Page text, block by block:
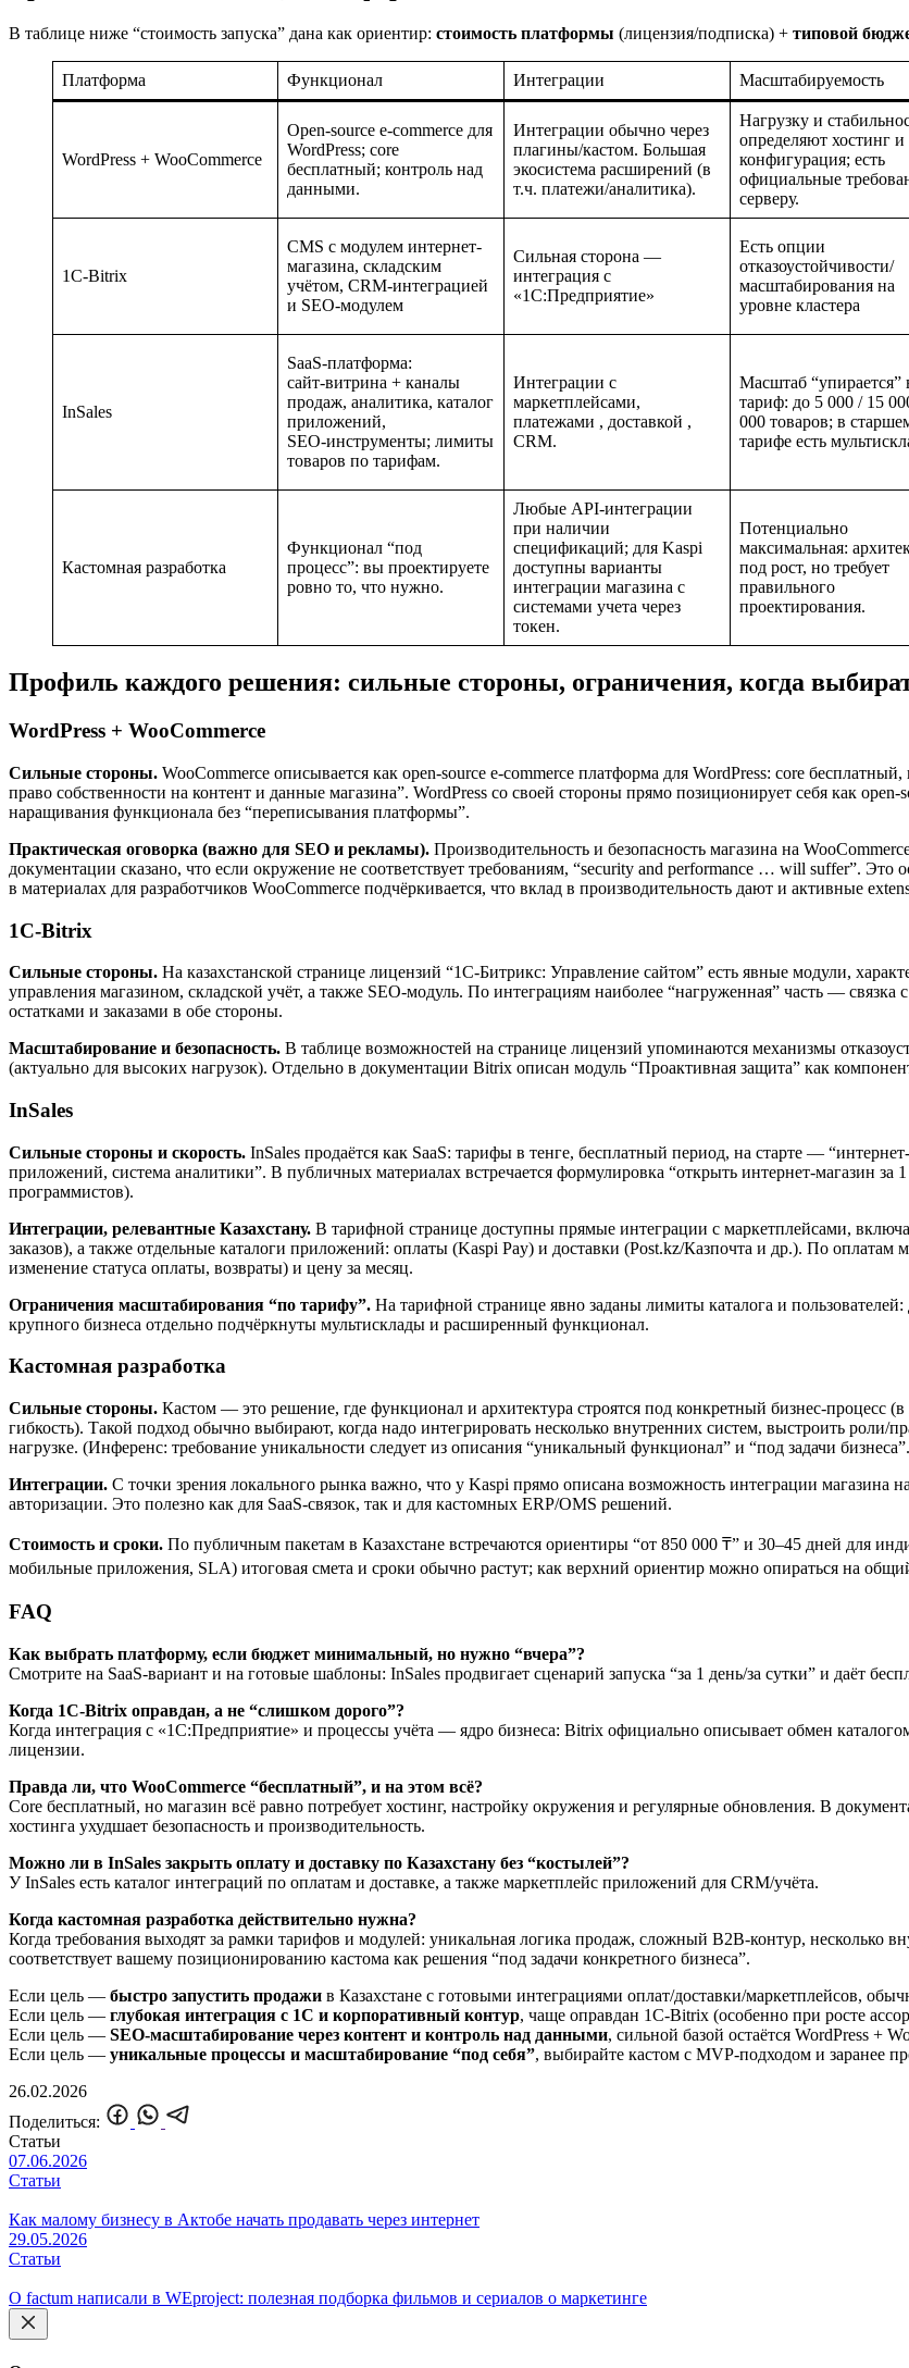
В таблице ниже “стоимость запуска” дана как ориентир: стоимость платформы (лицензия/подписка) + типовой
Платформа Функционал Интеграции Масштабируемость
WordPress + WooCommerce
Open‑source e‑commerce для
WordPress; core
бесплатный; контроль над
данными.
Интеграции обычно через
плагины/кастом. Большая
экосистема расширений (в
т.ч. платежи/аналитика).
Нагрузку и
определяют хостинг и
конфигурация; есть
официальные
серверу.
1C‑Bitrix
CMS с модулем интернет-
магазина, складским
учётом, CRM‑интеграцией
и SEO‑модулем
Сильная сторона —
интеграция с
«1С:Предприятие»
Есть опции
отказоустойчивости/
масштабирования на
уровне кластера
InSales
SaaS‑платформа:
сайт‑витрина + каналы
продаж, аналитика, каталог
приложений,
SEO‑инструменты; лимиты
товаров по тарифам.
Интеграции с
маркетплейсами,
платежами , доставкой ,
CRM.
Масштаб “упирается”
тариф: до 5 000 / 15
000 товаров; в
тарифе есть
Кастомная разработка
Функционал “под
процесс”: вы проектируете
ровно то, что нужно.
Любые API‑интеграции
при наличии
спецификаций; для Kaspi
доступны варианты
интеграции магазина с
системами учета через
токен.
Потенциально
максимальная:
под рост, но требует
правильного
проектирования.
Профиль каждого решения: сильные стороны, ограничения, когда
WordPress + WooCommerce
Сильные стороны. WooCommerce описывается как open‑source e‑commerce платформа для WordPress: core
право собственности на контент и данные магазина”. WordPress со своей стороны прямо позиционирует себя как
наращивания функционала без “переписывания платформы”.
Практическая оговорка (важно для SEO и рекламы). Производительность и безопасность магазина на
документации сказано, что если окружение не соответствует требованиям, “security and performance … will suffer”.
в материалах для разработчиков WooCommerce подчёркивается, что вклад в производительность дают и активные
1C‑Bitrix
Сильные стороны. На казахстанской странице лицензий “1С‑Битрикс: Управление сайтом” есть явные модули,
управления магазином, складской учёт, а также SEO‑модуль. По интеграциям наиболее “нагруженная” часть —
остатками и заказами в обе стороны.
Масштабирование и безопасность. В таблице возможностей на странице лицензий упоминаются механизмы
(актуально для высоких нагрузок). Отдельно в документации Bitrix описан модуль “Проактивная защита” как
InSales
Сильные стороны и скорость. InSales продаётся как SaaS: тарифы в тенге, бесплатный период, на старте —
приложений, система аналитики”. В публичных материалах встречается формулировка “открыть интернет‑магазин за
программистов).
Интеграции, релевантные Казахстану. В тарифной странице доступны прямые интеграции с маркетплейсами,
заказов), а также отдельные каталоги приложений: оплаты (Kaspi Pay) и доставки (Post.kz/Казпочта и др.). По
изменение статуса оплаты, возвраты) и цену за месяц.
Ограничения масштабирования “по тарифу”. На тарифной странице явно заданы лимиты каталога и
крупного бизнеса отдельно подчёркнуты мультисклады и расширенный функционал.
Кастомная разработка
Сильные стороны. Кастом — это решение, где функционал и архитектура строятся под конкретный бизнес‑процесс
гибкость). Такой подход обычно выбирают, когда надо интегрировать несколько внутренних систем, выстроить роли/
нагрузке. (Инференс: требование уникальности следует из описания “уникальный функционал” и “под задачи
Интеграции. С точки зрения локального рынка важно, что у Kaspi прямо описана возможность интеграции магазина
авторизации. Это полезно как для SaaS‑связок, так и для кастомных ERP/OMS решений.
Стоимость и сроки. По публичным пакетам в Казахстане встречаются ориентиры “от 850 000 ₸” и 30–45 дней для
мобильные приложения, SLA) итоговая смета и сроки обычно растут; как верхний ориентир можно опираться на
FAQ
Как выбрать платформу, если бюджет минимальный, но нужно “вчера”?
Смотрите на SaaS‑вариант и на готовые шаблоны: InSales продвигает сценарий запуска “за 1 день/за сутки” и даёт
Когда 1C‑Bitrix оправдан, а не “слишком дорого”?
Когда интеграция с «1С:Предприятие» и процессы учёта — ядро бизнеса: Bitrix официально описывает обмен
лицензии.
Правда ли, что WooCommerce “бесплатный”, и на этом всё?
Core бесплатный, но магазин всё равно потребует хостинг, настройку окружения и регулярные обновления. В
хостинга ухудшает безопасность и производительность.
Можно ли в InSales закрыть оплату и доставку по Казахстану без “костылей”?
У InSales есть каталог интеграций по оплатам и доставке, а также маркетплейс приложений для CRM/учёта.
Когда кастомная разработка действительно нужна?
Когда требования выходят за рамки тарифов и модулей: уникальная логика продаж, сложный B2B‑контур, несколько
соответствует вашему позиционированию кастома как решения “под задачи конкретного бизнеса”.
Если цель — быстро запустить продажи в Казахстане с готовыми интеграциями оплат/доставки/маркетплейсов,
Если цель — глубокая интеграция с 1С и корпоративный контур, чаще оправдан 1C‑Bitrix (особенно при росте
Если цель — SEO‑масштабирование через контент и контроль над данными, сильной базой остаётся WordPress +
Если цель — уникальные процессы и масштабирование “под себя”, выбирайте кастом с MVP‑подходом и заранее
26.02.2026
Поделиться:
Статьи
07.06.2026
Статьи
Как малому бизнесу в Актобе начать продавать через интернет
29.05.2026
Статьи
О factum написали в WEproject: полезная подборка фильмов и сериалов о маркетинге